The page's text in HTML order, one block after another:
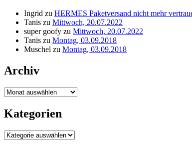
Ingrid zu HERMES Paketversand nicht mehr
Tanis zu Mittwoch, 20.07.2022
super goofy zu Mittwoch, 20.07.2022
Tanis zu Montag, 03.09.2018
Muschel zu Montag, 03.09.2018
Archiv
Archiv
Kategorien
Kategorien